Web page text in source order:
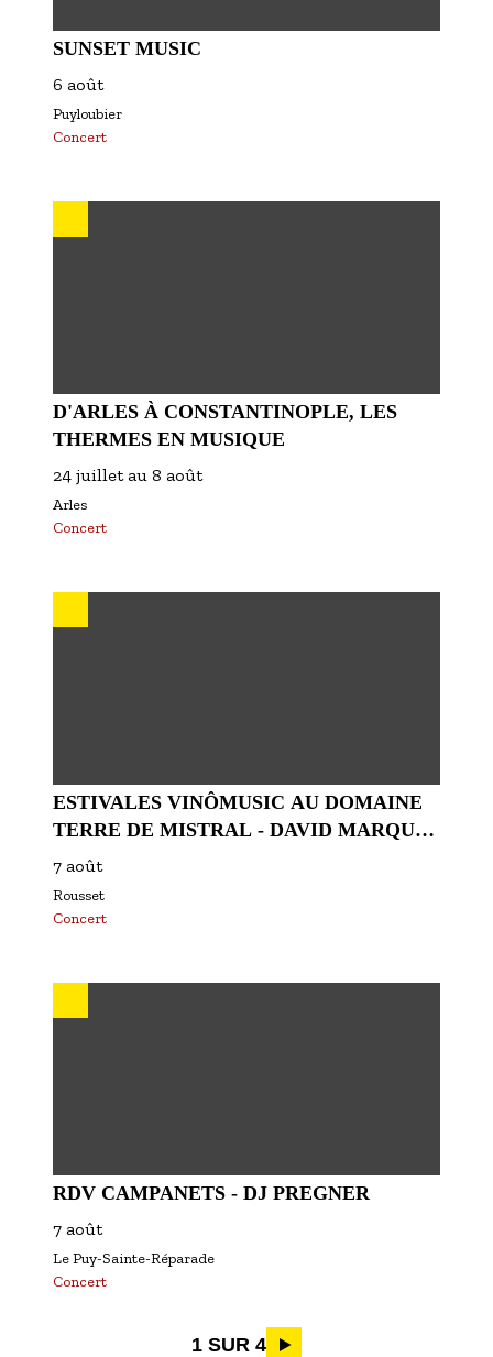
SUNSET MUSIC
6 août
Puyloubier
Concert
D'ARLES À CONSTANTINOPLE, LES
THERMES EN MUSIQUE
24 juillet au 8 août
Arles
Concert
ESTIVALES VINÔMUSIC AU DOMAINE
TERRE DE MISTRAL - DAVID MARQUES
QUARTET
7 août
Rousset
Concert
RDV CAMPANETS - DJ PREGNER
7 août
Le Puy-Sainte-Réparade
Concert
Pagination
1 SUR 4